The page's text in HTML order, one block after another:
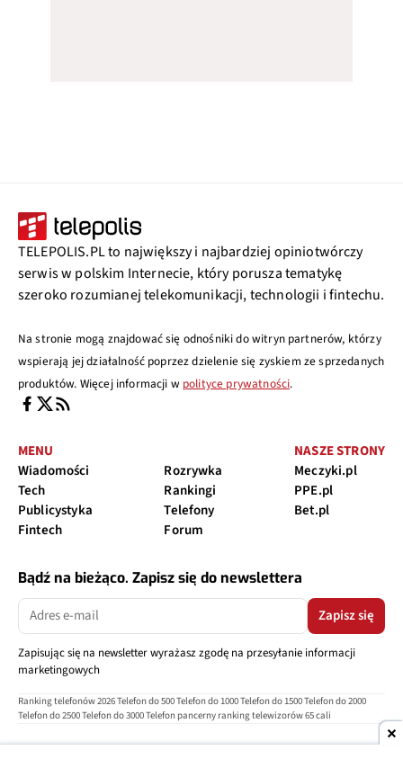
TELEPOLIS.PL to największy i najbardziej opiniotwórczy
serwis w polskim Internecie, który porusza tematykę
szeroko rozumianej telekomunikacji, technologii i fintechu.
Na stronie mogą znajdować się odnośniki do witryn partnerów, którzy
wspierają jej działalność poprzez dzielenie się zyskiem ze sprzedanych
produktów. Więcej informacji w polityce prywatności.
MENU
Wiadomości
Tech
Publicystyka
Fintech
Rozrywka
Rankingi
Telefony
Forum
NASZE STRONY
Meczyki.pl
PPE.pl
Bet.pl
Bądź na bieżąco. Zapisz się do newslettera
Zapisz się
Zapisując się na newsletter wyrażasz zgodę na przesyłanie informacji
marketingowych
Ranking telefonów 2026Telefon do 500Telefon do 1000Telefon do 1500Telefon do 2000
Telefon do 2500Telefon do 3000Telefon pancerny ranking telewizorów 65 cali